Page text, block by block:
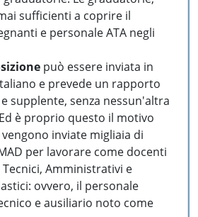
sufficienti a coprire il
e personale ATA negli
può essere inviata in
e prevede un rapporto
supplente, senza nessun'altra
è proprio questo il motivo
inviate migliaia di
per lavorare come docenti
Amministrativi e
ovvero, il personale
e ausiliario noto come